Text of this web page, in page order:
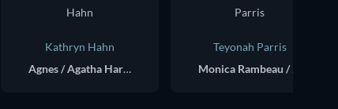
Kathryn Hahn
Agnes / Agatha Harkness
Teyonah Parris
Monica Rambeau / Geraldine